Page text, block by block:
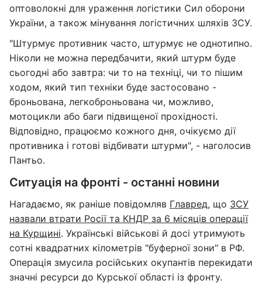
оптоволокні для ураження логістики Сил оборони
України, а також мінування логістичних шляхів ЗСУ.
"Штурмує противник часто, штурмує не однотипно.
Ніколи не можна передбачити, який штурм буде
сьогодні або завтра: чи то на техніці, чи то пішим
ходом, який тип техніки буде застосовано -
броньована, легкоброньована чи, можливо,
мотоцикли або баги підвищеної прохідності.
Відповідно, працюємо кожного дня, очікуємо дії
противника і готові відбивати штурми", - наголосив
Пантьо.
Ситуація на фронті - останні новини
Нагадаємо, як раніше повідомляв Главред, що ЗСУ
назвали втрати Росії та КНДР за 6 місяців операції
на Курщині. Українські військові й досі утримують
сотні квадратних кілометрів "буферної зони" в РФ.
Операція змусила російських окупантів перекидати
значні ресурси до Курської області із фронту.